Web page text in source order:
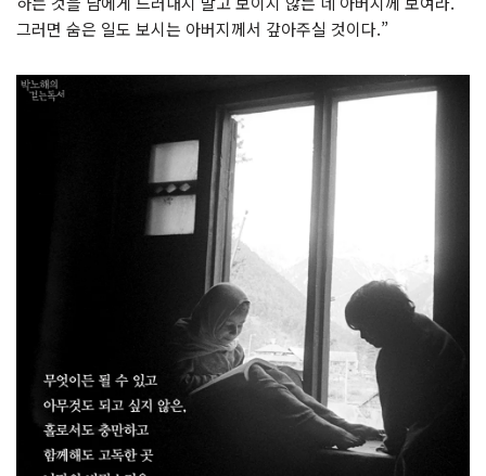
그러면 숨은 일도 보시는 아버지께서 갚아주실 것이다.”